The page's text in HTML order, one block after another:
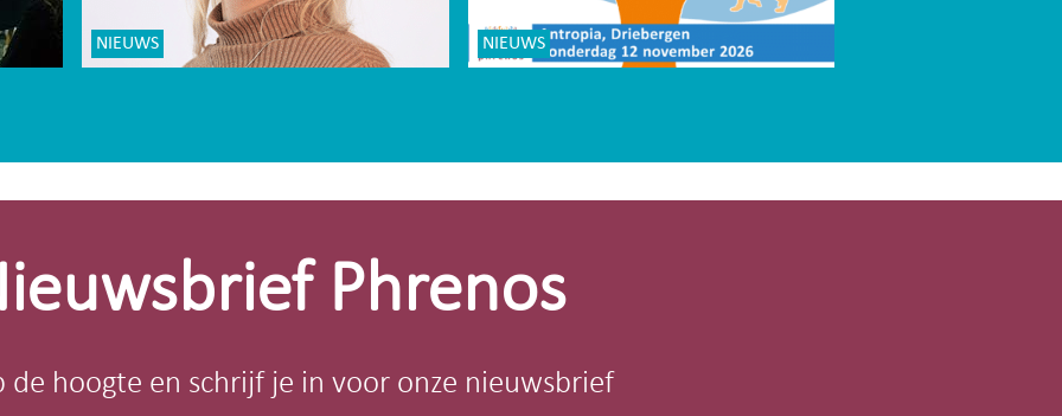
NIEUWS NIEUWS
Phrenos
de hoogte en schrijf je in voor onze nieuwsbrief